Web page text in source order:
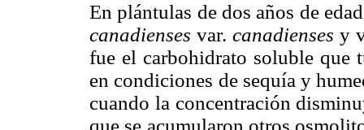
En plántulas de dos años de
canadienses var. canadienses y
fue el carbohidrato soluble que
en condiciones de sequía y
cuando la concentración